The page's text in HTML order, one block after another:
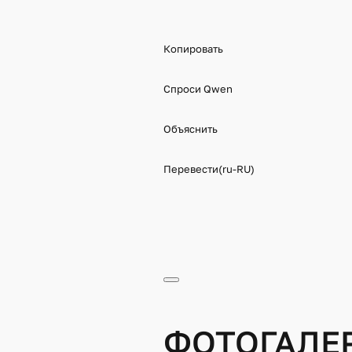
Копировать
Спроси Qwen
Объяснить
Перевести(ru-RU)